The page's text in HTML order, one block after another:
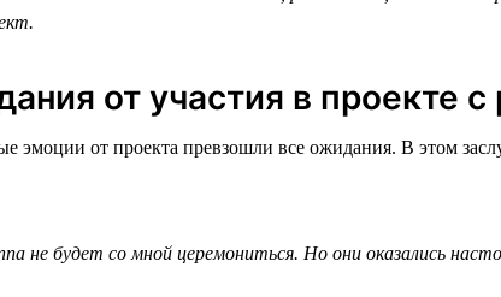
от участия в проекте с
от проекта превзошли все ожидания. В этом
не будет со мной церемониться. Но они оказались